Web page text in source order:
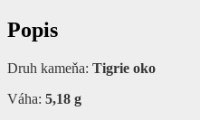
Popis
Druh kameňa: Tigrie oko
Váha: 5,18 g